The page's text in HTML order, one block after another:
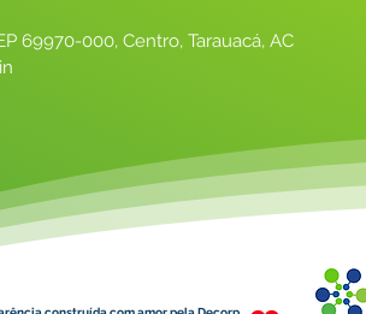
69970-000, Centro, Tarauacá, AC